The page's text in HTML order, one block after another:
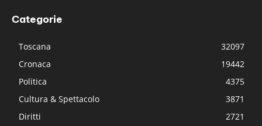
Categorie
Toscana
32097
Cronaca
19442
Politica
4375
Cultura & Spettacolo
3871
Diritti
2721